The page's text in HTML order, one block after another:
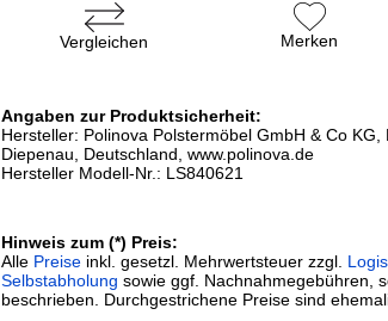
Vergleichen Merken
Angaben zur Produktsicherheit:
Hersteller: Polinova Polstermöbel GmbH & Co
Diepenau, Deutschland, www.polinova.de
Hersteller Modell-Nr.: LS840621
Hinweis zum (*) Preis:
Alle Preiseinkl. gesetzl. Mehrwertsteuer zzgl.
Selbstabholung sowie ggf. Nachnahmegebühren,
beschrieben. Durchgestrichene Preise sind